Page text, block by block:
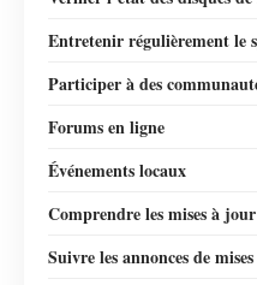
Entretenir régulièrement le
Participer à des
Forums en ligne
Événements locaux
Comprendre les mises à
Suivre les annonces de